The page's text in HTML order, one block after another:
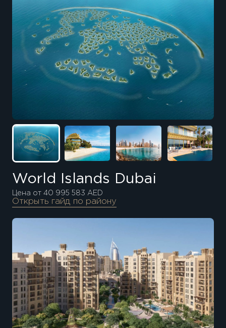
World Islands Dubai
Цена от 40 995 583 AED
Открыть гайд по району